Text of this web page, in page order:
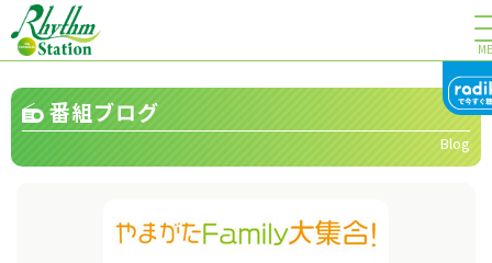
番組ブログ
Blog